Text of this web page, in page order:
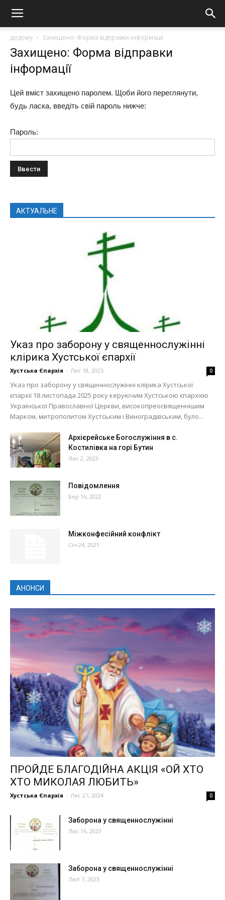
додому Захищено: Форма відправки інформації
Захищено: Форма відправки
інформації
Цей вміст захищено паролем. Щоби його переглянути,
будь ласка, введіть свій пароль нижче:
Пароль:
АКТУАЛЬНЕ
Указ про заборону у священнослужінні
клірика Хустської єпархії
Хустська Єпархія - Лис 18, 2025 0
Указ про заборону у священнослужінні клірика Хустської
єпархії 18 листопада 2025 року керуючим Хустською єпархією
Української Православної Церкви, високопреосвященнішим
Марком, митрополитом Хустським і Виноградівським, було...
Архієрейське Богослужіння в с.
Костилівка на горі Бутин
Лис 2, 2023
Повідомлення
Бер 16, 2022
Міжконфесійний конфлікт
Січ 24, 2021
АНОНСИ
ПРОЙДЕ БЛАГОДІЙНА АКЦІЯ «ОЙ ХТО
ХТО МИКОЛАЯ ЛЮБИТЬ»
Хустська Єпархія - Лис 27, 2024 0
Заборона у священнослужінні
Лис 16, 2023
Заборона у священнослужінні
Лют 7, 2023